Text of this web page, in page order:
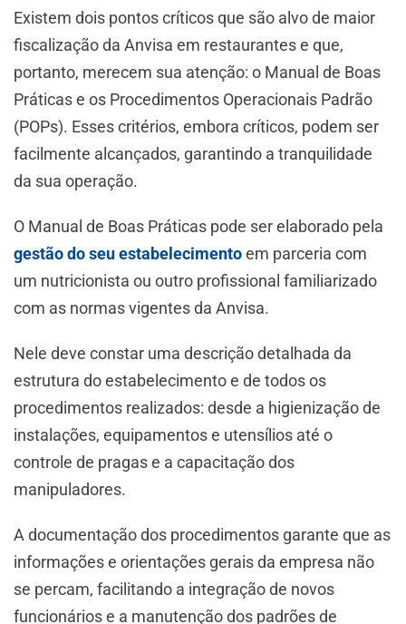
Existem dois pontos críticos que são alvo de maior
fiscalização da Anvisa em restaurantes e que,
portanto, merecem sua atenção: o Manual de Boas
Práticas e os Procedimentos Operacionais Padrão
(POPs). Esses critérios, embora críticos, podem ser
facilmente alcançados, garantindo a tranquilidade
da sua operação.
O Manual de Boas Práticas pode ser elaborado pela
gestão do seu estabelecimentoem parceria com
um nutricionista ou outro profissional familiarizado
com as normas vigentes da Anvisa.
Nele deve constar uma descrição detalhada da
estrutura do estabelecimento e de todos os
procedimentos realizados: desde a higienização de
instalações, equipamentos e utensílios até o
controle de pragas e a capacitação dos
manipuladores.
A documentação dos procedimentos garante que as
informações e orientações gerais da empresa não
se percam, facilitando a integração de novos
funcionários e a manutenção dos padrões de